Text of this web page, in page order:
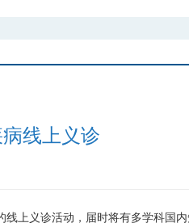
线上义诊
上义诊活动，届时将有多学科国内